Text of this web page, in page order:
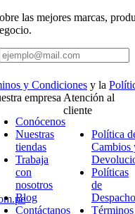
las mejores marcas,
y Condiciones y la
empresa
Conócenos
Nuestras
tiendas
Trabaja
con
nosotros
Blog
Contáctanos
Atención al
cliente
Política
Cambios
Políticas
de
Despacho
Términos